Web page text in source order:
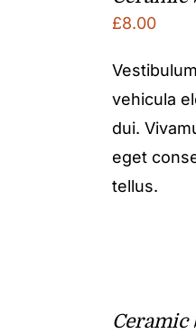
£8.00
vehicula
dui.
eget
tellus.
Ceramic